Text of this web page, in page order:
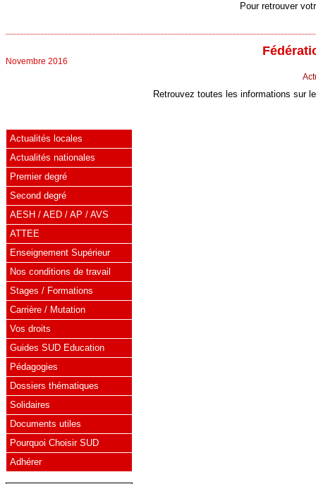
Pour retrouver
Novembre 2016
Retrouvez toutes les informations sur
Actualités locales
Actualités nationales
Premier degré
Second degré
AESH / AED / AP / AVS
ATTEE
Enseignement Supérieur
Nos conditions de travail
Stages / Formations
Carrière / Mutation
Vos droits
Guides SUD Education
Pédagogies
Dossiers thématiques
Solidaires
Documents utiles
Pourquoi Choisir SUD
Adhérer